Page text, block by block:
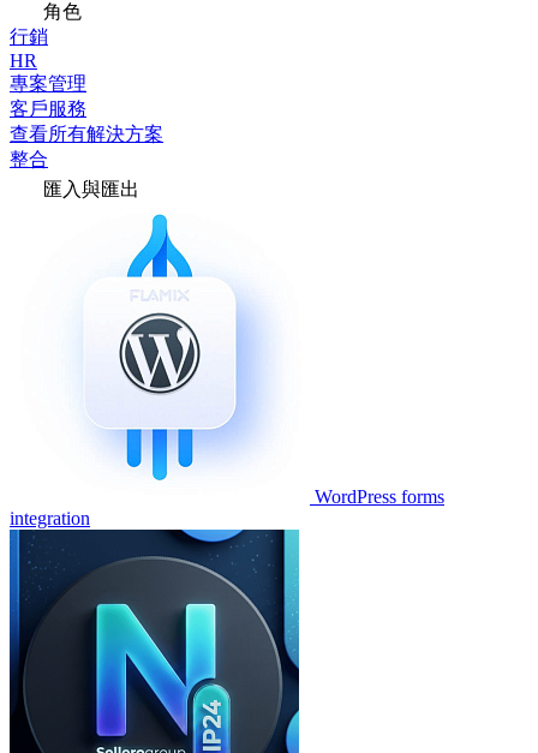
角色
行銷
HR
專案管理
客戶服務
查看所有解決方案
整合
匯入與匯出
WordPress forms
integration